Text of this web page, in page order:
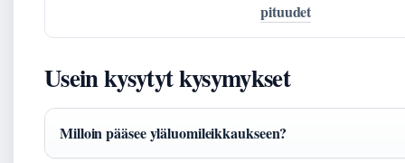
pituudet
Usein kysytyt kysymykset
Milloin pääsee yläluomileikkaukseen?